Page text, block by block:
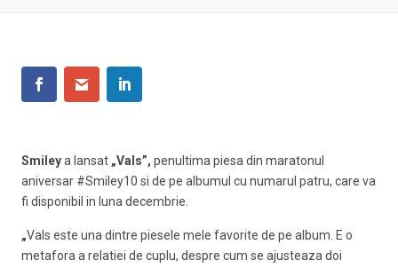
Smileya lansat „Vals”, penultima piesa din maratonul
aniversar #Smiley10 si de pe albumul cu numarul patru, care va
fi disponibil in luna decembrie.
„Vals este una dintre piesele mele favorite de pe album. E o
metafora a relatiei de cuplu, despre cum se ajusteaza doi